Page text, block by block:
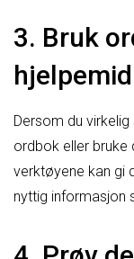
3. Bruk
Dersom du
ordbok eller bruke
verktøyene kan gi
nyttig informasjon